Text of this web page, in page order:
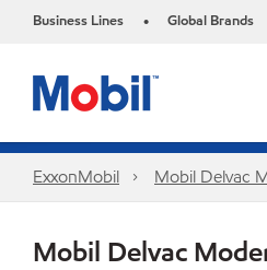
Business Lines • Global Brands
ExxonMobil Mobil Delvac
Mobil Delvac